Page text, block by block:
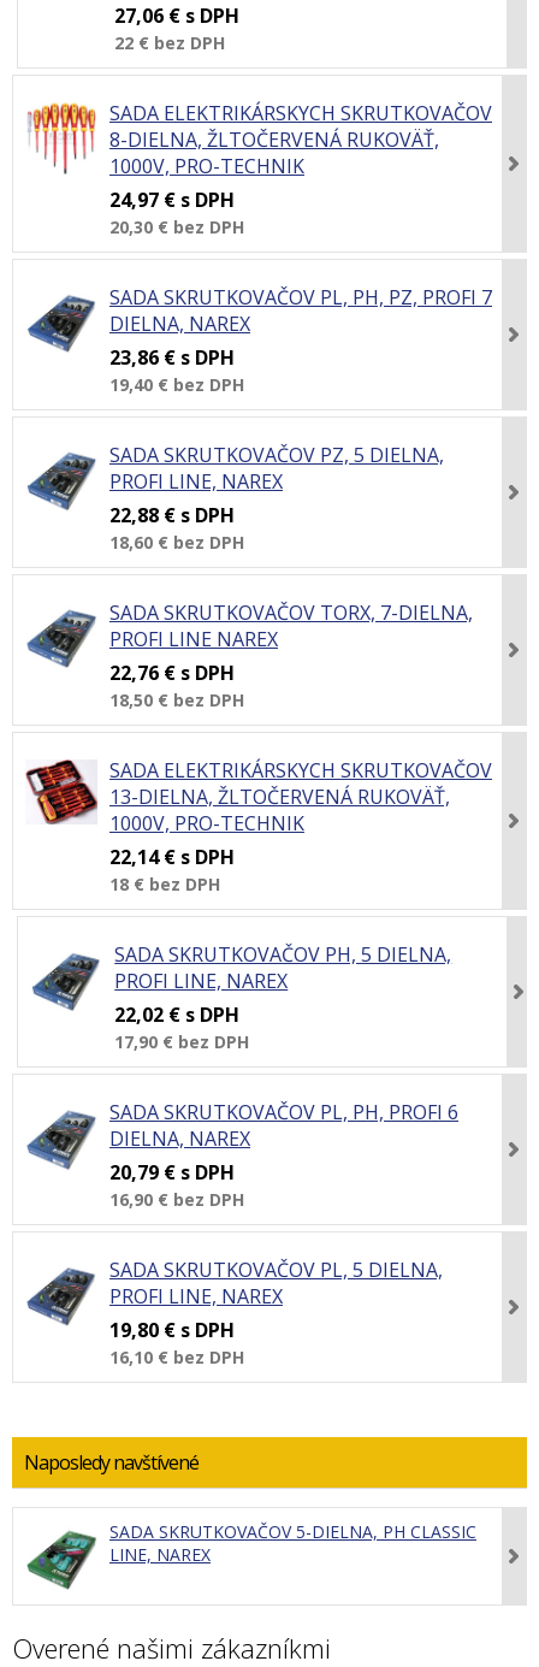
27,06 € s DPH
22 € bez DPH
SADA ELEKTRIKÁRSKYCH SKRUTKOVAČOV
8-DIELNA, ŽLTOČERVENÁ RUKOVÄŤ,
1000V, PRO-TECHNIK
24,97 € s DPH
20,30 € bez DPH
SADA SKRUTKOVAČOV PL, PH, PZ, PROFI 7
DIELNA, NAREX
23,86 € s DPH
19,40 € bez DPH
SADA SKRUTKOVAČOV PZ, 5 DIELNA,
PROFI LINE, NAREX
22,88 € s DPH
18,60 € bez DPH
SADA SKRUTKOVAČOV TORX, 7-DIELNA,
PROFI LINE NAREX
22,76 € s DPH
18,50 € bez DPH
SADA ELEKTRIKÁRSKYCH SKRUTKOVAČOV
13-DIELNA, ŽLTOČERVENÁ RUKOVÄŤ,
1000V, PRO-TECHNIK
22,14 € s DPH
18 € bez DPH
SADA SKRUTKOVAČOV PH, 5 DIELNA,
PROFI LINE, NAREX
22,02 € s DPH
17,90 € bez DPH
SADA SKRUTKOVAČOV PL, PH, PROFI 6
DIELNA, NAREX
20,79 € s DPH
16,90 € bez DPH
SADA SKRUTKOVAČOV PL, 5 DIELNA,
PROFI LINE, NAREX
19,80 € s DPH
16,10 € bez DPH
Naposledy navštívené
SADA SKRUTKOVAČOV 5-DIELNA, PH CLASSIC
LINE, NAREX
Overené našimi zákazníkmi